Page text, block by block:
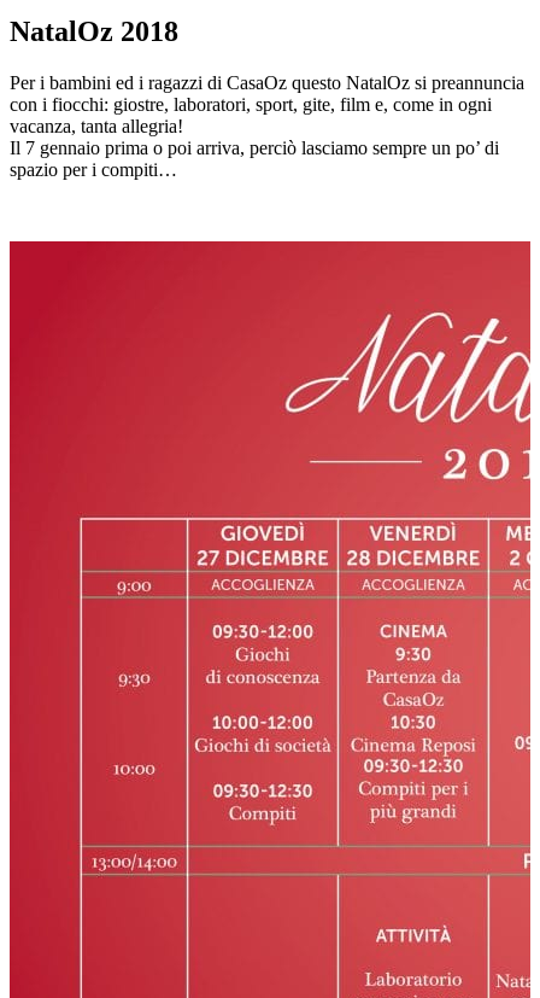
NatalOz 2018
Per i bambini ed i ragazzi di CasaOz questo NatalOz si preannuncia
con i fiocchi: giostre, laboratori, sport, gite, film e, come in ogni
vacanza, tanta allegria!
Il 7 gennaio prima o poi arriva, perciò lasciamo sempre un po’ di
spazio per i compiti…